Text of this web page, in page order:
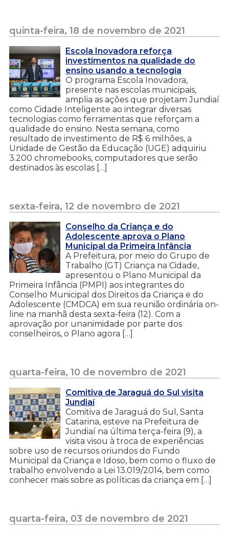
quinta-feira, 18 de novembro de 2021
Escola Inovadora reforça
investimentos na qualidade do
ensino usando a tecnologia
O programa Escola Inovadora,
presente nas escolas municipais,
amplia as ações que projetam Jundiaí
como Cidade Inteligente ao integrar diversas
tecnologias como ferramentas que reforçam a
qualidade do ensino. Nesta semana, como
resultado de investimento de R$ 6 milhões, a
Unidade de Gestão da Educação (UGE) adquiriu
3.200 chromebooks, computadores que serão
destinados às escolas […]
sexta-feira, 12 de novembro de 2021
Conselho da Criança e do
Adolescente aprova o Plano
Municipal da Primeira Infância
A Prefeitura, por meio do Grupo de
Trabalho (GT) Criança na Cidade,
apresentou o Plano Municipal da
Primeira Infância (PMPI) aos integrantes do
Conselho Municipal dos Direitos da Criança e do
Adolescente (CMDCA) em sua reunião ordinária on-
line na manhã desta sexta-feira (12). Com a
aprovação por unanimidade por parte dos
conselheiros, o Plano agora […]
quarta-feira, 10 de novembro de 2021
Comitiva de Jaraguá do Sul visita
Jundiaí
Comitiva de Jaraguá do Sul, Santa
Catarina, esteve na Prefeitura de
Jundiaí na última terça-feira (9), a
visita visou à troca de experiências
sobre uso de recursos oriundos do Fundo
Municipal da Criança e Idoso, bem como o fluxo de
trabalho envolvendo a Lei 13.019/2014, bem como
conhecer mais sobre as políticas da criança em […]
quarta-feira, 03 de novembro de 2021